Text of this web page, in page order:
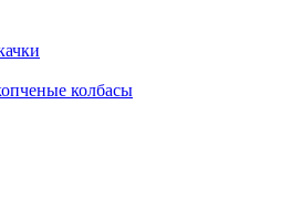
колбасы